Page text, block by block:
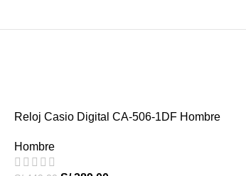
-36%
HOT
Reloj Casio Digital CA-506-1DF Hombre
Hombre